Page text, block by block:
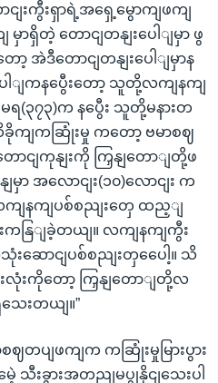
ငျးကွီးရှာရဲ့အရှေ့မွောကျဖကျ
ရှိတဲ့ တောငျတနျးပေါျမှာ ဖွ
ာ့ အဲဒီတောငျတနျးပေါျမှာန
ေါျကနပွေီးတော့ သူတို့လကျနကျ
ရ(၃၇၃)က နပွေီး သူတို့မနားတ
ခိုကျကဆြုံးမှု ကတော့ ဗမာစဈ
ာငျကုနျးကို ကြှနျတောျတို့ဖ
ာ အလောငျး(၁၀)လောငျး က
လကျနကျပစ်စညျးတှေ ထည့ျ
းကနြျခဲ့တယျ။ လကျနကျကွီး
ဆောငျပစ်စညျးတှပေေါ့။ သိ
းလုံးကိုတော့ ကြှနျတောျတို့လ
သေးတယျ။”
ဈတပျဖကျက ကဆြုံးမှုမြားပွား
သီးခွားအတညျမပွုနိုငျသေးပါ